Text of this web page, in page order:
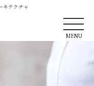
キテクチャ
MENU